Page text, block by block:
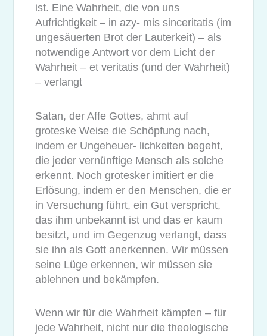
ist. Eine Wahrheit, die von uns
Aufrichtigkeit – in azy- mis sinceritatis (im
ungesäuerten Brot der Lauterkeit) – als
notwendige Antwort vor dem Licht der
Wahrheit – et veritatis (und der Wahrheit)
– verlangt
Satan, der Affe Gottes, ahmt auf
groteske Weise die Schöpfung nach,
indem er Ungeheuer- lichkeiten begeht,
die jeder vernünftige Mensch als solche
erkennt. Noch grotesker imitiert er die
Erlösung, indem er den Menschen, die er
in Versuchung führt, ein Gut verspricht,
das ihm unbekannt ist und das er kaum
besitzt, und im Gegenzug verlangt, dass
sie ihn als Gott anerkennen. Wir müssen
seine Lüge erkennen, wir müssen sie
ablehnen und bekämpfen.
Wenn wir für die Wahrheit kämpfen – für
jede Wahrheit, nicht nur die theologische